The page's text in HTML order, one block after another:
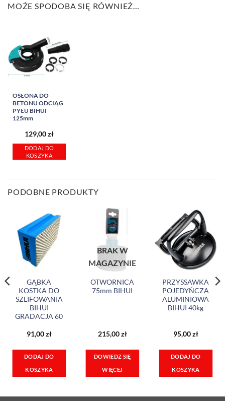
MOŻE SPODOBA SIĘ RÓWNIEŻ…
OSŁONA DO
BETONU ODCIĄG
PYŁU BIHUI
125mm
129,00zł
DODAJ DO
KOSZYKA
PODOBNE PRODUKTY
GĄBKA
KOSTKA DO
SZLIFOWANIA
BIHUI
GRADACJA 60
91,00zł
DODAJ DO
KOSZYKA
BRAK W
MAGAZYNIE
OTWORNICA
75mm BIHUI
215,00zł
DOWIEDZ SIĘ
WIĘCEJ
PRZYSSAWKA
POJEDYŃCZA
ALUMINIOWA
BIHUI 40kg
95,00zł
DODAJ DO
KOSZYKA